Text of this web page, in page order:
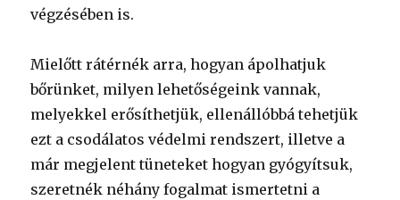
végzésében is.
Mielőtt rátérnék arra, hogyan ápolhatjuk
bőrünket, milyen lehetőségeink vannak,
melyekkel erősíthetjük, ellenállóbbá tehetjük
ezt a csodálatos védelmi rendszert, illetve a
már megjelent tüneteket hogyan gyógyítsuk,
szeretnék néhány fogalmat ismertetni a